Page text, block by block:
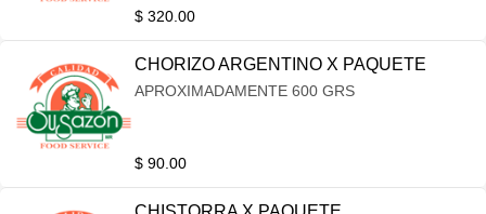
$ 320.00
CHORIZO ARGENTINO X PAQUETE
APROXIMADAMENTE 600 GRS
$ 90.00